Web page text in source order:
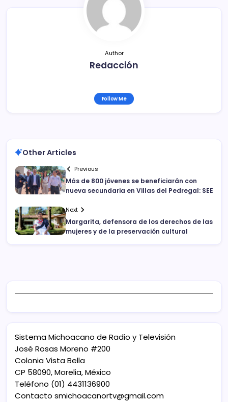
Author
Redacción
Follow Me
Other Articles
Previous
Más de 800 jóvenes se beneficiarán con
nueva secundaria en Villas del Pedregal: SEE
Next
Margarita, defensora de los derechos de las
mujeres y de la preservación cultural
Sistema Michoacano de Radio y Televisión
José Rosas Moreno #200
Colonia Vista Bella
CP 58090, Morelia, México
Teléfono (01) 4431136900
Contacto smichoacanortv@gmail.com